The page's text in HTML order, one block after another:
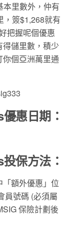
里數外，仲有
，簽$1,268就有
把握呢個優惠
儲里數，積少
個亞洲萬里通
惠日期：
保方法：
額外優惠」位
員號碼 (必須屬
保險計劃後